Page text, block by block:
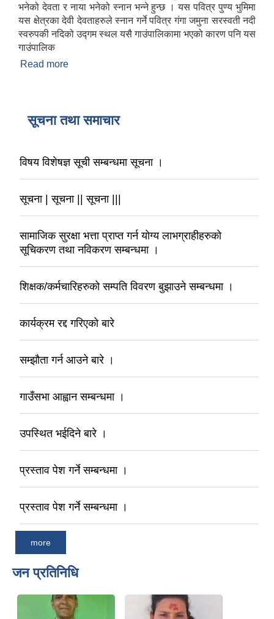
भनेको देवता र नाया भनेको स्नान भन्ने हुन्छ । यस पवित्र पुण्य भुमिमा
यस क्षेत्रका देवी देवताहरुले स्नान गर्ने पवित्र गंगा जमुना सरस्वती नदी
स्वरुपकी नदिको उद्गम स्थल यसै गाउंपालिकामा भएको कारण पनि यस
गाउंपालिक
Read more
सूचना तथा समाचार
विषय विशेषज्ञ सूची सम्बन्धमा सूचना ।
सूचना | सूचना || सूचना |||
सामाजिक सुरक्षा भत्ता प्राप्त गर्न योग्य लाभग्राहीहरुको
सूचिकरण तथा नविकरण सम्बन्धमा ।
शिक्षक/कर्मचारिहरुको सम्पति विवरण बुझाउने सम्बन्धमा ।
कार्यक्रम रद्द गरिएको बारे
सम्झौता गर्न आउने बारे ।
गाउँसभा आह्वान सम्बन्धमा ।
उपस्थित भईदिने बारे ।
प्रस्ताव पेश गर्ने सम्बन्धमा ।
प्रस्ताव पेश गर्ने सम्बन्धमा ।
more
जन प्रतिनिधि